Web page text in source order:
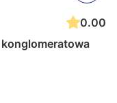
0.00